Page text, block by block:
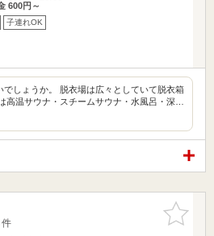
600円～
子連れOK
でしょうか。 脱衣場は広々としていて脱衣箱
高温サウナ・スチームサウナ・水風呂・深…
お気に入
りに追加